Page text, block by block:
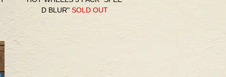
D BLUR" SOLD OUT